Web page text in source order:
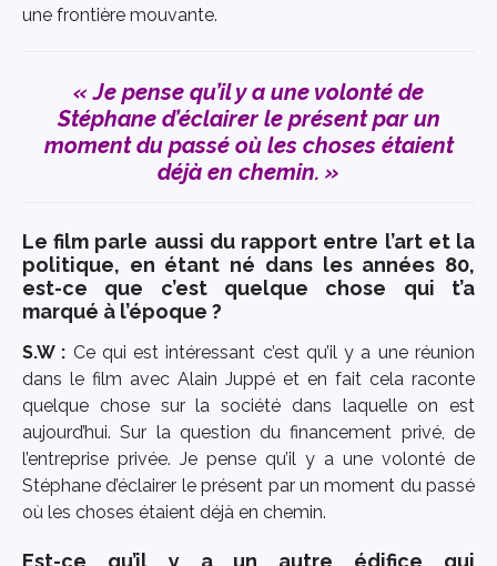
une frontière mouvante.
« Je pense qu’il y a une volonté de
Stéphane d’éclairer le présent par un
moment du passé où les choses étaient
déjà en chemin. »
Le film parle aussi du rapport entre l’art et la
politique, en étant né dans les années 80,
est-ce que c’est quelque chose qui t’a
marqué à l’époque ?
S.W : Ce qui est intéressant c’est qu’il y a une réunion
dans le film avec Alain Juppé et en fait cela raconte
quelque chose sur la société dans laquelle on est
aujourd’hui. Sur la question du financement privé, de
l’entreprise privée. Je pense qu’il y a une volonté de
Stéphane d’éclairer le présent par un moment du passé
où les choses étaient déjà en chemin.
Est-ce qu’il y a un autre édifice qui